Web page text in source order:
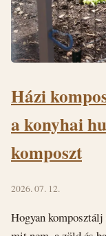
Házi
a konyhai
komposzt
2026. 07. 12.
Hogyan